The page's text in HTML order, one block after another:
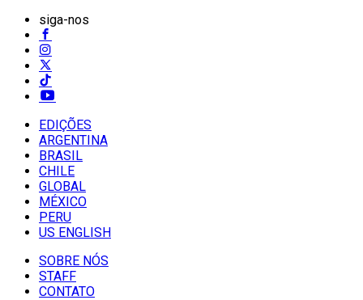
siga-nos
EDIÇÕES
ARGENTINA
BRASIL
CHILE
GLOBAL
MÉXICO
PERU
US ENGLISH
SOBRE NÓS
STAFF
CONTATO